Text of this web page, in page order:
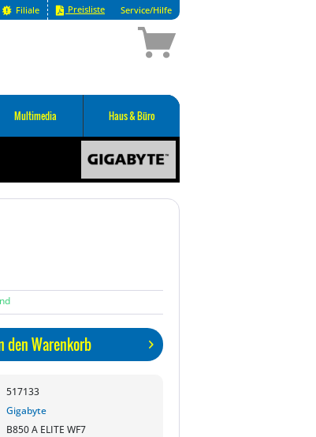
Filiale Preisliste Service/Hilfe
Multimedia Haus & Büro
denWarenkorb
517133
Gigabyte
B850 A ELITE WF7